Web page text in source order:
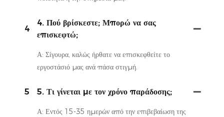
4
4. Πού βρίσκεστε; Μπορώ να σας
επισκεφτώ;
Α: Σίγουρα, καλώς ήρθατε να επισκεφθείτε το
εργοστάσιό μας ανά πάσα στιγμή.
5 5. Τι γίνεται με τον χρόνο παράδοσης;
Α: Εντός 15-35 ημερών από την επιβεβαίωση της